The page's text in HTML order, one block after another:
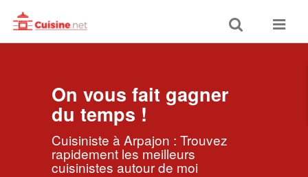
Toggle
search
Toggle
On vous fait gagner
du temps !
Cuisiniste à Arpajon : Trouvez
rapidement les meilleurs
cuisinistes autour de moi